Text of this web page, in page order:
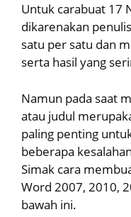
Untuk carabuat 17
dikarenakan
satu per satu dan
serta hasil yang
Namun pada saat
atau judul
paling penting
beberapa
Simak cara
Word 2007, 2010,
bawah ini.